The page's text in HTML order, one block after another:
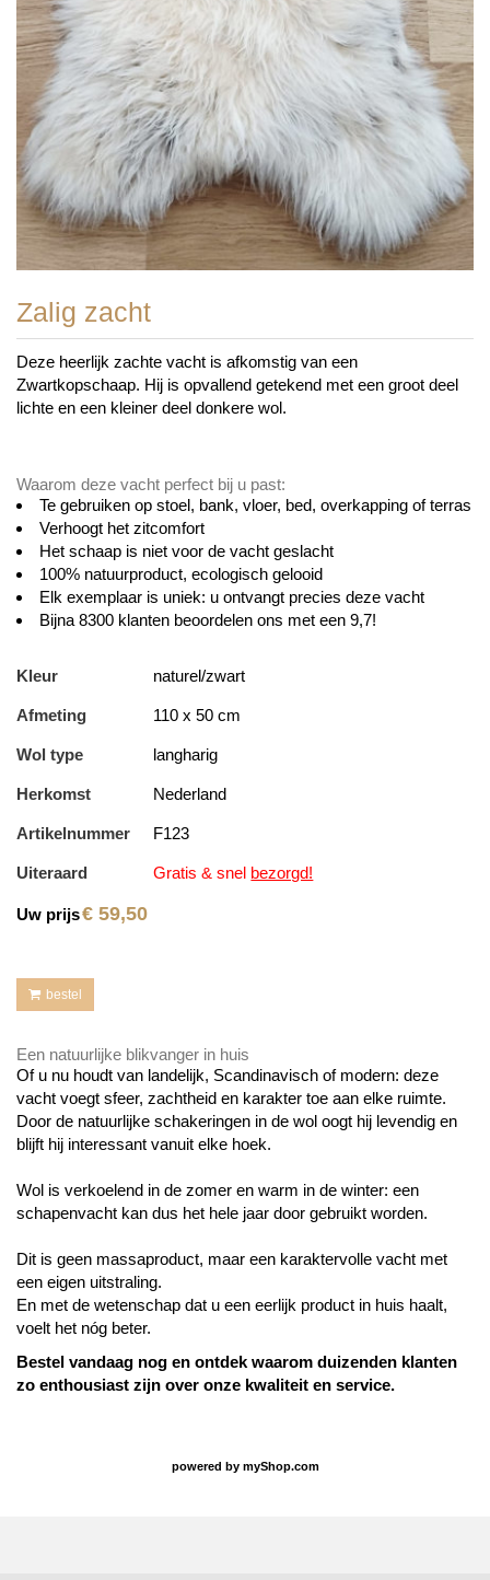
Zalig zacht
Deze heerlijk zachte vacht is afkomstig van een
Zwartkopschaap. Hij is opvallend getekend met een groot deel
lichte en een kleiner deel donkere wol.
Waarom deze vacht perfect bij u past:
Te gebruiken op stoel, bank, vloer, bed, overkapping of terras
Verhoogt het zitcomfort
Het schaap is niet voor de vacht geslacht
100% natuurproduct, ecologisch gelooid
Elk exemplaar is uniek: u ontvangt precies deze vacht
Bijna 8300 klanten beoordelen ons met een 9,7!
Kleur naturel/zwart
Afmeting 110 x 50 cm
Wol type langharig
Herkomst Nederland
Artikelnummer F123
Uiteraard Gratis & snel bezorgd!
Uw prijs€ 59,50
bestel
Een natuurlijke blikvanger in huis
Of u nu houdt van landelijk, Scandinavisch of modern: deze
vacht voegt sfeer, zachtheid en karakter toe aan elke ruimte.
Door de natuurlijke schakeringen in de wol oogt hij levendig en
blijft hij interessant vanuit elke hoek.
Wol is verkoelend in de zomer en warm in de winter: een
schapenvacht kan dus het hele jaar door gebruikt worden.
Dit is geen massaproduct, maar een karaktervolle vacht met
een eigen uitstraling.
En met de wetenschap dat u een eerlijk product in huis haalt,
voelt het nóg beter.
Bestel vandaag nog en ontdek waarom duizenden klanten
zo enthousiast zijn over onze kwaliteit en service.
powered by myShop.com